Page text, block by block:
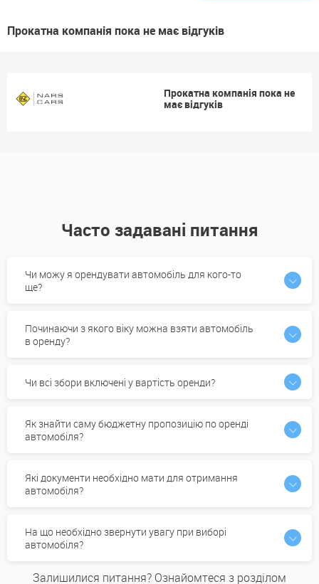
Прокатна компанія пока не має відгуків
Прокатна компанія пока не
має відгуків
Часто задавані питання
Чи можу я орендувати автомобіль для кого-то
ще?
Починаючи з якого віку можна взяти автомобіль
в оренду?
Чи всі збори включені у вартість оренди?
Як знайти саму бюджетну пропозицію по оренді
автомобіля?
Які документи необхідно мати для отримання
автомобіля?
На що необхідно звернути увагу при виборі
автомобіля?
Залишилися питання? Ознайомтеся з розділом